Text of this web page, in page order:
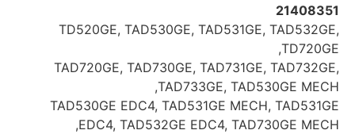
21408351
TD520GE, TAD530GE, TAD531GE, TAD532GE,
TD720GE,
TAD720GE, TAD730GE, TAD731GE, TAD732GE,
TAD733GE, TAD530GE MECH,
TAD530GE EDC4, TAD531GE MECH, TAD531GE
EDC4, TAD532GE EDC4, TAD730GE MECH,